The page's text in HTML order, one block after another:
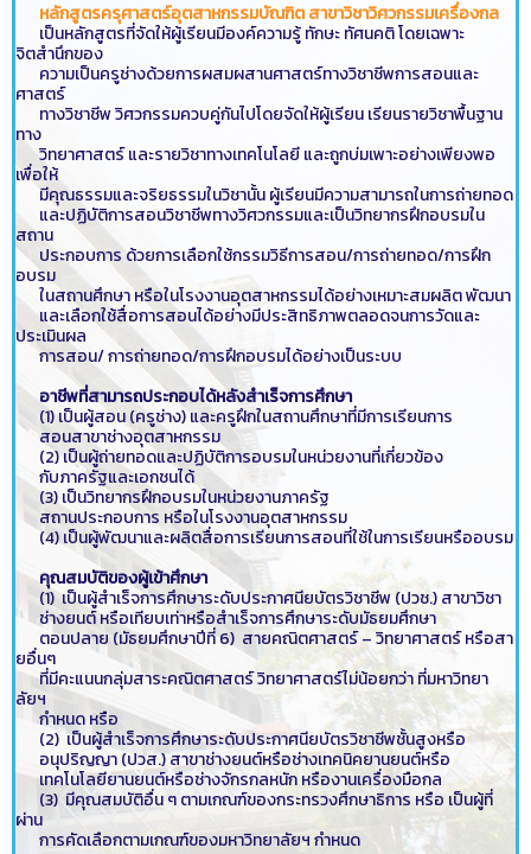
หลักสูตรครุศาสตร์อุตสาหกรรมบัณฑิต สาขาวิชาวิศวกรรมเครื่องกล
เป็นหลักสูตรที่จัดให้ผู้เรียนมีองค์ความรู้ ทักษะ ทัศนคติ โดยเฉพาะ
จิตสำนึกของ
ความเป็นครูช่างด้วยการผสมผสานศาสตร์ทางวิชาชีพการสอนและ
ศาสตร์
ทางวิชาชีพ วิศวกรรมควบคู่กันไปโดยจัดให้ผู้เรียน เรียนรายวิชาพื้นฐาน
ทาง
วิทยาศาสตร์ และรายวิชาทางเทคโนโลยี และถูกบ่มเพาะอย่างเพียงพอ
เพื่อให้
มีคุณธรรมและจริยธรรมในวิชานั้น ผู้เรียนมีความสามารถในการถ่ายทอด
และปฏิบัติการสอนวิชาชีพทางวิศวกรรมและเป็นวิทยากรฝึกอบรมใน
สถาน
ประกอบการ ด้วยการเลือกใช้กรรมวิธีการสอน/การถ่ายทอด/การฝึก
อบรม
ในสถานศึกษา หรือในโรงงานอุตสาหกรรมได้อย่างเหมาะสมผลิต พัฒนา
และเลือกใช้สื่อการสอนได้อย่างมีประสิทธิภาพตลอดจนการวัดและ
ประเมินผล
การสอน/ การถ่ายทอด/การฝึกอบรมได้อย่างเป็นระบบ
อาชีพที่สามารถประกอบได้หลังสำเร็จการศึกษา
(1) เป็นผู้สอน (ครูช่าง) และครูฝึกในสถานศึกษาที่มีการเรียนการ
สอนสาขาช่างอุตสาหกรรม
(2) เป็นผู้ถ่ายทอดและปฏิบัติการอบรมในหน่วยงานที่เกี่ยวข้อง
กับภาครัฐและเอกชนได้
(3) เป็นวิทยากรฝึกอบรมในหน่วยงานภาครัฐ
สถานประกอบการ หรือในโรงงานอุตสาหกรรม
(4) เป็นผู้พัฒนาและผลิตสื่อการเรียนการสอนที่ใช้ในการเรียนหรืออบรม
คุณสมบัติของผู้เข้าศึกษา
(1) เป็นผู้สำเร็จการศึกษาระดับประกาศนียบัตรวิชาชีพ (ปวช.) สาขาวิชา
ช่างยนต์ หรือเทียบเท่าหรือสำเร็จการศึกษาระดับมัธยมศึกษา
ตอนปลาย (มัธยมศึกษาปีที่ 6) สายคณิตศาสตร์ – วิทยาศาสตร์ หรือสา
ยอื่นๆ
ที่มีคะแนนกลุ่มสาระคณิตศาสตร์ วิทยาศาสตร์ไม่น้อยกว่า ที่มหาวิทยา
ลัยฯ
กำหนด หรือ
(2) เป็นผู้สำเร็จการศึกษาระดับประกาศนียบัตรวิชาชีพชั้นสูงหรือ
อนุปริญญา (ปวส.) สาขาช่างยนต์หรือช่างเทคนิคยานยนต์หรือ
เทคโนโลยียานยนต์หรือช่างจักรกลหนัก หรืองานเครื่องมือกล
(3) มีคุณสมบัติอื่น ๆ ตามเกณฑ์ของกระทรวงศึกษาธิการ หรือ เป็นผู้ที่
ผ่าน
การคัดเลือกตามเกณฑ์ของมหาวิทยาลัยฯ กำหนด